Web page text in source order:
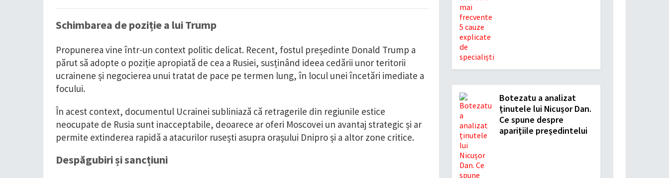
Schimbarea de poziție a lui Trump
Propunerea vine într-un context politic delicat. Recent, fostul președinte Donald Trump a
părut să adopte o poziție apropiată de cea a Rusiei, susținând ideea cedării unor teritorii
ucrainene și negocierea unui tratat de pace pe termen lung, în locul unei încetări imediate a
focului.
În acest context, documentul Ucrainei subliniază că retragerile din regiunile estice
neocupate de Rusia sunt inacceptabile, deoarece ar oferi Moscovei un avantaj strategic și ar
permite extinderea rapidă a atacurilor rusești asupra orașului Dnipro și a altor zone critice.
Despăgubiri și sancțiuni
Botezatu a analizat
ținutele lui Nicușor Dan.
Ce spune despre
aparițiile președintelui